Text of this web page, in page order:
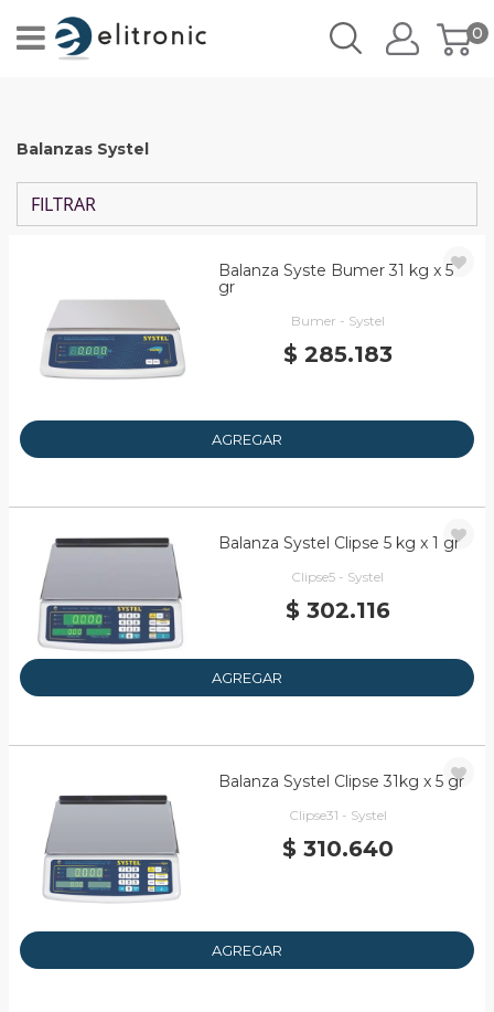
0
Balanzas Systel
FILTRAR
Balanza Syste Bumer 31 kg x 5
gr
Bumer - Systel
$ 285.183
AGREGAR
Balanza Systel Clipse 5 kg x 1 gr
Clipse5 - Systel
$ 302.116
AGREGAR
Balanza Systel Clipse 31kg x 5 gr
Clipse31 - Systel
$ 310.640
AGREGAR